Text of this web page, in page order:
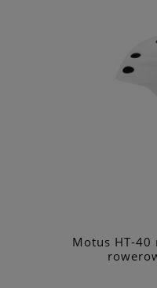
Motus HT-40